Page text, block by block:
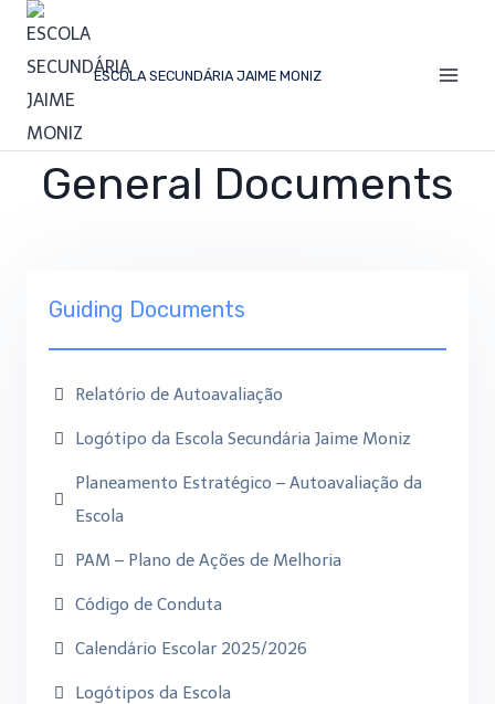
ESCOLA SECUNDÁRIA JAIME MONIZ
General Documents
Guiding Documents
Relatório de Autoavaliação
Logótipo da Escola Secundária Jaime Moniz
Planeamento Estratégico – Autoavaliação da
Escola
PAM – Plano de Ações de Melhoria
Código de Conduta
Calendário Escolar 2025/2026
Logótipos da Escola